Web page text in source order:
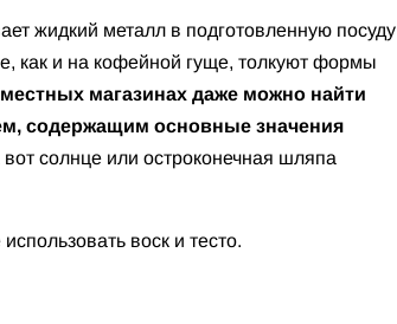
жидкий металл в подготовленную посуду
как и на кофейной гуще, толкуют формы
магазинах даже можно найти
содержащим основные значения
солнце или остроконечная шляпа
воск и тесто.